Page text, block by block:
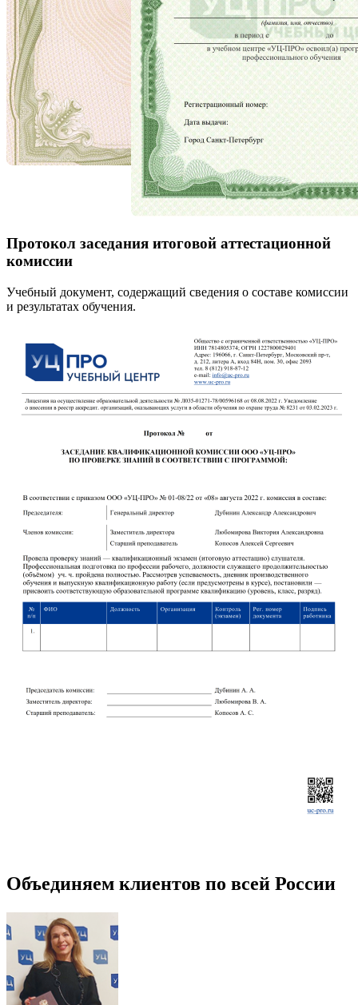
Протокол заседания итоговой аттестационной
комиссии
Учебный документ, содержащий сведения о составе комиссии
и результатах обучения.
Объединяем клиентов по всей России